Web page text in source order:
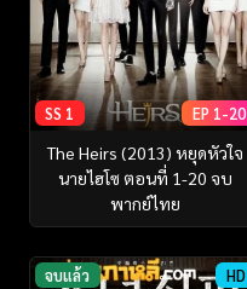
SS 1 EP 1-20
The Heirs (2013) หยุดหัวใจ
นายไฮโซ ตอนที่ 1-20 จบ
พากย์ไทย
จบแล้ว HD